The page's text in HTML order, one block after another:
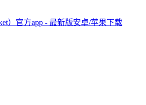
）官方app - 最新版安卓/苹果下载